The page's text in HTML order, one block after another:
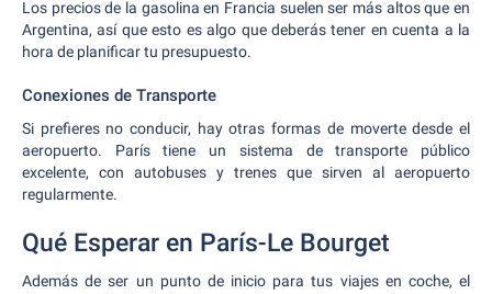
Los precios de la gasolina en Francia suelen ser más altos que en
Argentina, así que esto es algo que deberás tener en cuenta a la
hora de planificar tu presupuesto.
Conexiones de Transporte
Si prefieres no conducir, hay otras formas de moverte desde el
aeropuerto. París tiene un sistema de transporte público
excelente, con autobuses y trenes que sirven al aeropuerto
regularmente.
Qué Esperar en París-Le Bourget
Además de ser un punto de inicio para tus viajes en coche, el